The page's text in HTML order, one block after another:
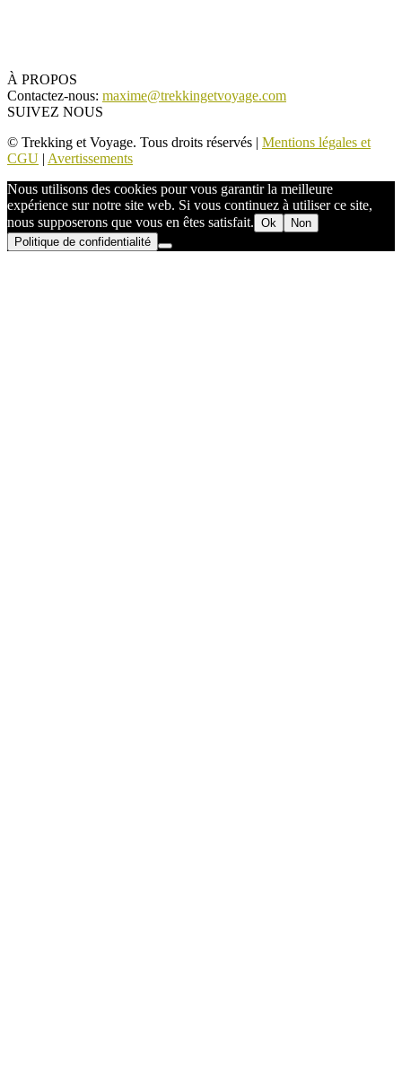
À PROPOS
Contactez-nous: maxime@trekkingetvoyage.com
SUIVEZ NOUS
© Trekking et Voyage. Tous droits réservés | Mentions légales et
CGU | Avertissements
Nous utilisons des cookies pour vous garantir la meilleure
expérience sur notre site web. Si vous continuez à utiliser ce site,
nous supposerons que vous en êtes satisfait. Ok
Non
Politique de confidentialité